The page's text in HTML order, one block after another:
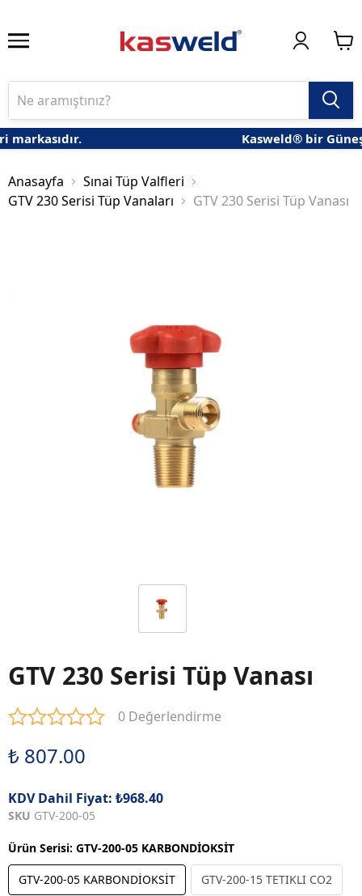
Kasweld® bir Güneş
Anasayfa
Sınai Tüp Valfleri
GTV 230 Serisi Tüp Vanaları
GTV 230 Serisi Tüp Vanası
GTV 230 Serisi Tüp Vanası
0 Değerlendirme
₺ 807.00
KDV Dahil Fiyat: ₺968.40
SKU GTV-200-05
Ürün Serisi: GTV-200-05 KARBONDİOKSİT
GTV-200-05 KARBONDİOKSİT GTV-200-15 TETIKLI CO2